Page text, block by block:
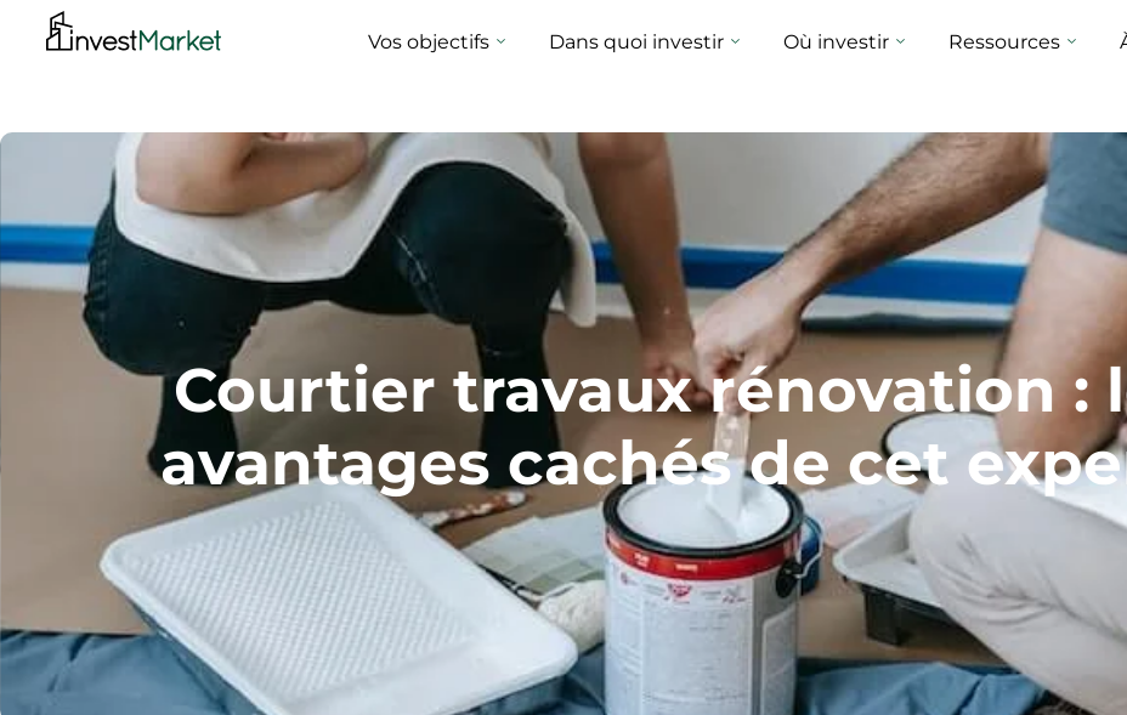
Vos objectifs Dans quoi investir Où investir Ressources
Courtier travaux rénovation :
avantages cachés de cet